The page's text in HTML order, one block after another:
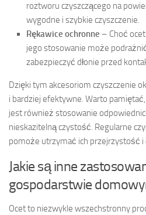
roztworu czyszczącego na
wygodne i szybkie czyszczenie.
Rękawice ochronne – Choć
jego stosowanie może
zabezpieczyć dłonie przed
Dzięki tym akcesoriom czyszczenie
i bardziej efektywne. Warto
jest również stosowanie
nieskazitelną czystość. Regularne
pomoże utrzymać ich przejrzystość i
Jakie są inne
gospodarstwie
Ocet to niezwykle wszechstronny